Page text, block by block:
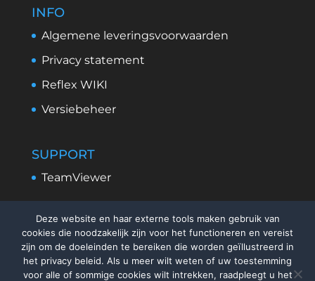
INFO
Algemene leveringsvoorwaarden
Privacy statement
Reflex WIKI
Versiebeheer
SUPPORT
TeamViewer
Deze website en haar externe tools maken gebruik van
cookies die noodzakelijk zijn voor het functioneren en vereist
zijn om de doeleinden te bereiken die worden geïllustreerd in
het privacy beleid. Als u meer wilt weten of uw toestemming
voor alle of sommige cookies wilt intrekken, raadpleegt u het